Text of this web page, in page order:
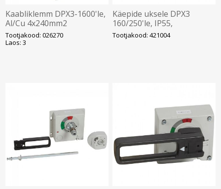
Kaabliklemm DPX3-1600'le,
Al/Cu 4x240mm2
plank/4x185mm2 kiuline,
1tk, Legrand
Tootjakood: 026270
Laos: 3
Käepide uksele DPX3
160/250'le, IP55,
reguleeritava vardaga,
m.plaadist ukseni 206-
Tootjakood: 421004